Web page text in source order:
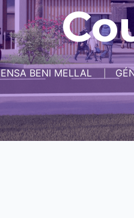
ENSA BENI MELLAL